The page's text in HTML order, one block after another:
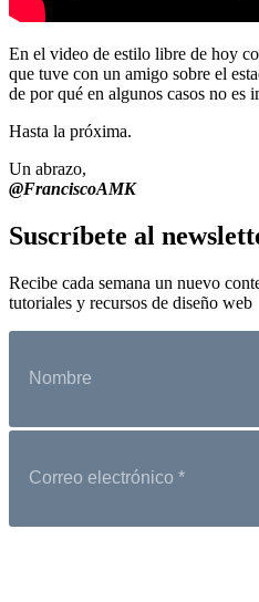
En el video de estilo libre de hoy
que tuve con un amigo sobre el
de por qué en algunos casos no es
Hasta la próxima.
Un abrazo,
@FranciscoAMK
Suscríbete al
Recibe cada semana un nuevo
tutoriales y recursos de diseño web